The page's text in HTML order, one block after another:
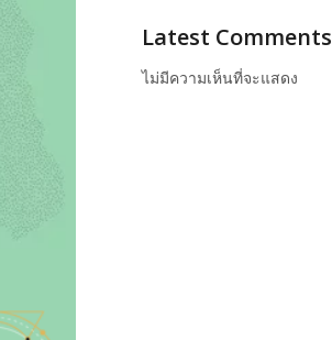
Latest Comments
ไม่มีความเห็นที่จะแสดง